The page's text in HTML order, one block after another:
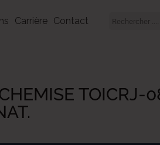
Carrière Contact
TOICRJ-